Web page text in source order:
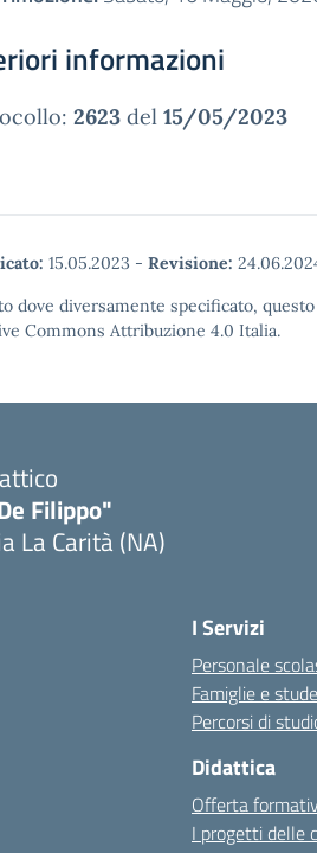
informazioni
2623 del 15/05/2023
15.05.2023 - Revisione:
dove diversamente specificato,
Commons Attribuzione 4.0 Italia.
Filippo"
La Carità (NA)
I Servizi
Personale
Famiglie e
Percorsi di
Didattica
Offerta
I progetti delle